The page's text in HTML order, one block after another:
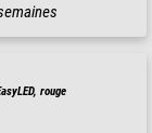
rouge